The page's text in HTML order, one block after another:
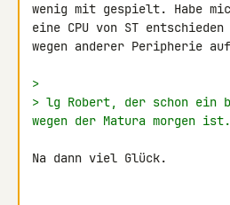
wenig mit gespielt. Habe
eine CPU von ST entschieden
wegen anderer Peripherie
>
> lg Robert, der schon ein
wegen der Matura morgen ist.
Na dann viel Glück.